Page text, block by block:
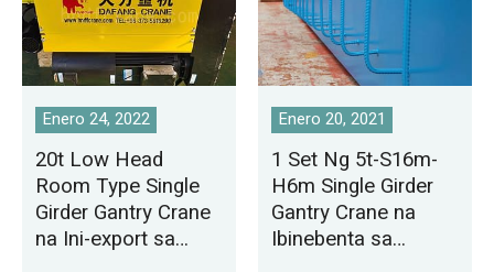
Enero 24, 2022
20t Low Head
Room Type Single
Girder Gantry Crane
na Ini-export sa
Enero 20, 2021
1 Set Ng 5t-S16m-
H6m Single Girder
Gantry Crane na
Ibinebenta sa